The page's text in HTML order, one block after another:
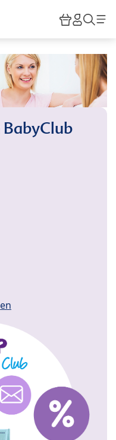
HiPP
BabyClub